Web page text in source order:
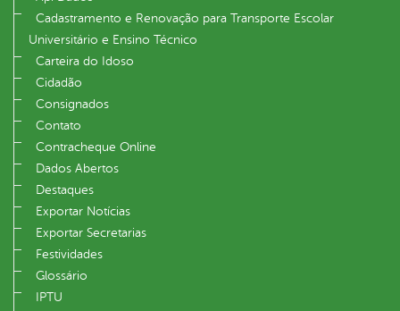
Cadastramento e Renovação para Transporte Escolar
Universitário e Ensino Técnico
Carteira do Idoso
Cidadão
Consignados
Contato
Contracheque Online
Dados Abertos
Destaques
Exportar Notícias
Exportar Secretarias
Festividades
Glossário
IPTU